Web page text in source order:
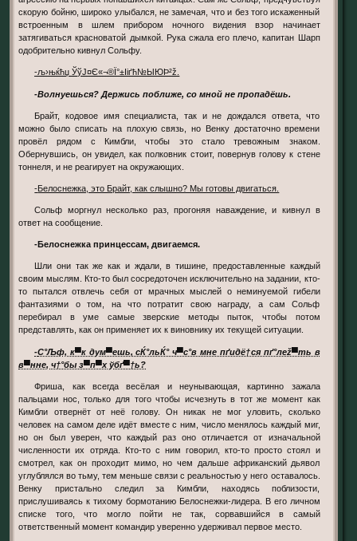
скорую бойню, широко улыбался, не замечая, что и без того искаженный
встроенным в шлем прибором ночного видения взор начинает
затягиваться красноватой дымкой. Рука сжала его плечо, капитан Шарп
одобрительно кивнул Сольфу.
-љ›њќћџ ЎўЈ¤Є«¬­®Ї°±Ііґћ№ЫЮÞ²ž.
-Волнуешься? Держись поближе, со мной не пропадёшь.
Брайт, кодовое имя специалиста, так и не дождался ответа, что
можно было списать на плохую связь, но Венку достаточно времени
провёл рядом с Кимбли, чтобы это стало тревожным знаком.
Обернувшись, он увидел, как полковник стоит, повернув голову к стене
тоннеля, и не реагирует на окружающих.
-Белоснежка, это Брайт, как слышно? Мы готовы двигаться.
Сольф моргнул несколько раз, прогоняя наваждение, и кивнул в
ответ на сообщение.
-Белоснежка принцессам, двигаемся.
Шли они так же как и ждали, в тишине, предоставленные каждый
своим мыслям. Кто-то был сосредоточен исключительно на задании, кто-
то пытался отвлечь себя от мрачных мыслей о неминуемой гибели
фантазиями о том, на что потратит свою награду, а сам Сольф
перебирал в уме самые зверские методы пыток, чтобы потом
представлять, как он применяет их к виновнику их текущей ситуации.
-С°Љф, к▀к дум▀ешь, сЌ°льЌ° ч▀с°в мне пґидё†ся пґ°леž▀ть в
в▀нне, ч†°бы з▀п▀х ўбґ▀†ь?
Фриша, как всегда весёлая и неунывающая, картинно зажала
пальцами нос, только для того чтобы исчезнуть в тот же момент как
Кимбли отвернёт от неё голову. Он никак не мог уловить, сколько
человек на самом деле идёт вместе с ним, число менялось каждый миг,
но он был уверен, что каждый раз оно отличается от изначальной
численности их отряда. Кто-то с ним говорил, кто-то просто стоял и
смотрел, как он проходит мимо, но чем дальше африканский дьявол
углублялся во тьму, тем меньше связи с реальностью у него оставалось.
Венку пристально следил за Кимбли, находясь поблизости,
прислушиваясь к тихому бормотанию Белоснежки-лидера. В его личном
списке того, что могло пойти не так, сорвавшийся в самый
ответственный момент командир уверенно удерживал первое место.